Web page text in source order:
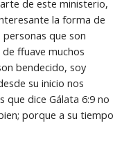
de este ministerio,
la forma de
que son
ffuave muchos
bendecido, soy
su inicio nos
que dice Gálata 6:9 no
porque a su tiempo